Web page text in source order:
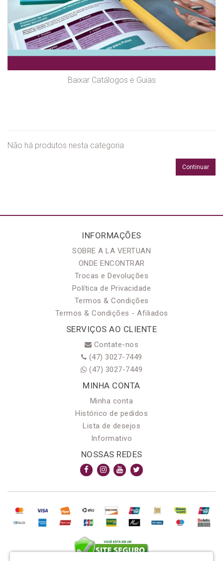
Baixar Catálogos e Guias
Não há produtos nesta categoria
Continuar
INFORMAÇÕES
SOBRE A LA VERTUAN
ONDE ENCONTRAR
Trocas e Devoluções
Política de Privacidade
Termos & Condições
Termos & Condições - Afiliados
SERVIÇOS AO CLIENTE
Contate-nos
(47) 3027-7449
(47) 3027-7449
MINHA CONTA
Minha conta
Histórico de pedidos
Lista de desejos
Informativo
NOSSAS REDES